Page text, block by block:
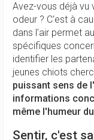
Avez-vous déjà vu
odeur ? C'est à
dans l'air permet
spécifiques
identifier les
jeunes chiots
puissant sens de
informations
même l'humeur
Sentir, c'est